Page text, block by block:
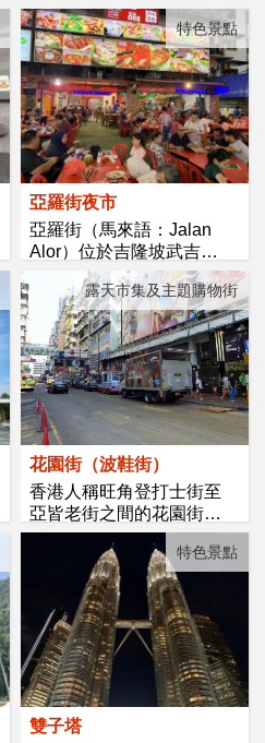
在湖邊遊覽...
特色景點
亞羅街夜市
亞羅街（馬來語：Jalan
Alor）位於吉隆坡武吉免
登的西部，是...
露天市集及主題購物街
花園街（波鞋街）
香港人稱旺角登打士街至
亞皆老街之間的花園街為
「波鞋街...
特色景點
雙子塔